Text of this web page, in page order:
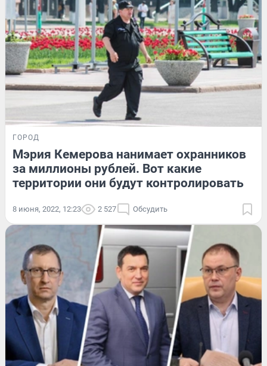
ГОРОД
Мэрия Кемерова нанимает охранников
за миллионы рублей. Вот какие
территории они будут контролировать
8 июня, 2022, 12:23 2 527 Обсудить